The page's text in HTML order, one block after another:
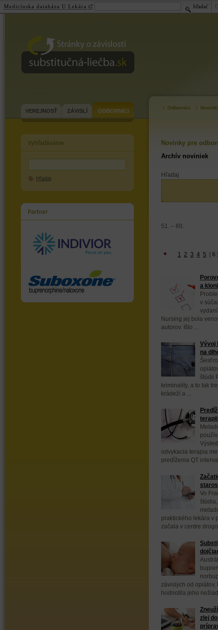
substitučná-liečba.sk
VEREJNOSŤ ZÁVISLÍ ODBORNÍCI
Hľadaj
Odborníci
Novinky pre
Archív noviniek
Hľadaj
51. – 60.
1 2 3 4 5 [ 6
a
v
Nursing jej bola
autorov. Išlo ...
Vývoj
na
štúdii
kriminality, a to tak
krádeží a ...
odvykacia terapia
predĺženia QT
Vo
praktického lekára v
začala v centre
závislých od
hodnotila jeho
zlej
Medicínska databáza U Lekára hľadať